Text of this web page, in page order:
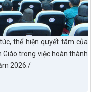
thể hiện quyết tâm của
trong việc hoàn thành
2026./